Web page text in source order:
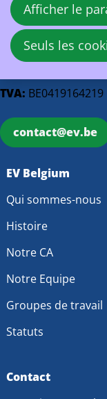
EV Belgium asbl
Rue de la Loi 81A
1040 Bruxelles
Belgique
TVA: BE0419164219
contact@ev.be
EV Belgium
Qui sommes-nous
Histoire
Notre CA
Notre Equipe
Groupes de travail
Statuts
Contact
Afficher le
Seuls les